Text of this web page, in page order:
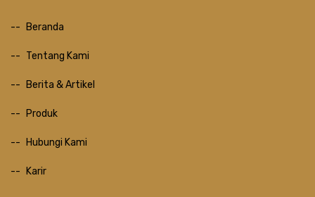
Beranda
Tentang Kami
Berita & Artikel
Produk
Hubungi Kami
Karir